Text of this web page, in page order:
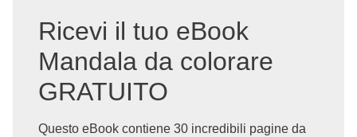
Ricevi il tuo eBook
Mandala da colorare
GRATUITO
Questo eBook contiene 30 incredibili pagine da